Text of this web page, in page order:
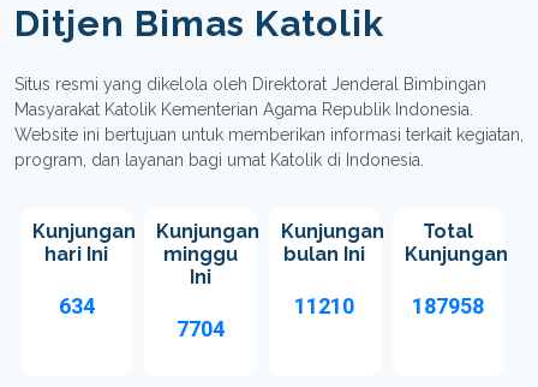
Ditjen Bimas Katolik
Situs resmi yang dikelola oleh Direktorat Jenderal Bimbingan
Masyarakat Katolik Kementerian Agama Republik Indonesia.
Website ini bertujuan untuk memberikan informasi terkait kegiatan,
program, dan layanan bagi umat Katolik di Indonesia.
Kunjungan
hari Ini
634
Kunjungan
minggu
Ini
7704
Kunjungan
bulan Ini
11210
Total
Kunjungan
187958